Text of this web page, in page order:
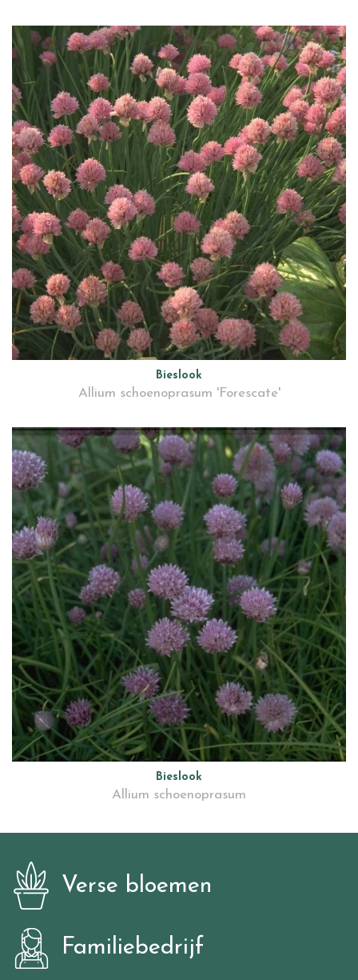
Bieslook
Allium schoenoprasum 'Forescate'
Bieslook
Allium schoenoprasum
Verse bloemen
Familiebedrijf